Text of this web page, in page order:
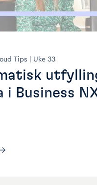
Tips | Uke 33
i Business